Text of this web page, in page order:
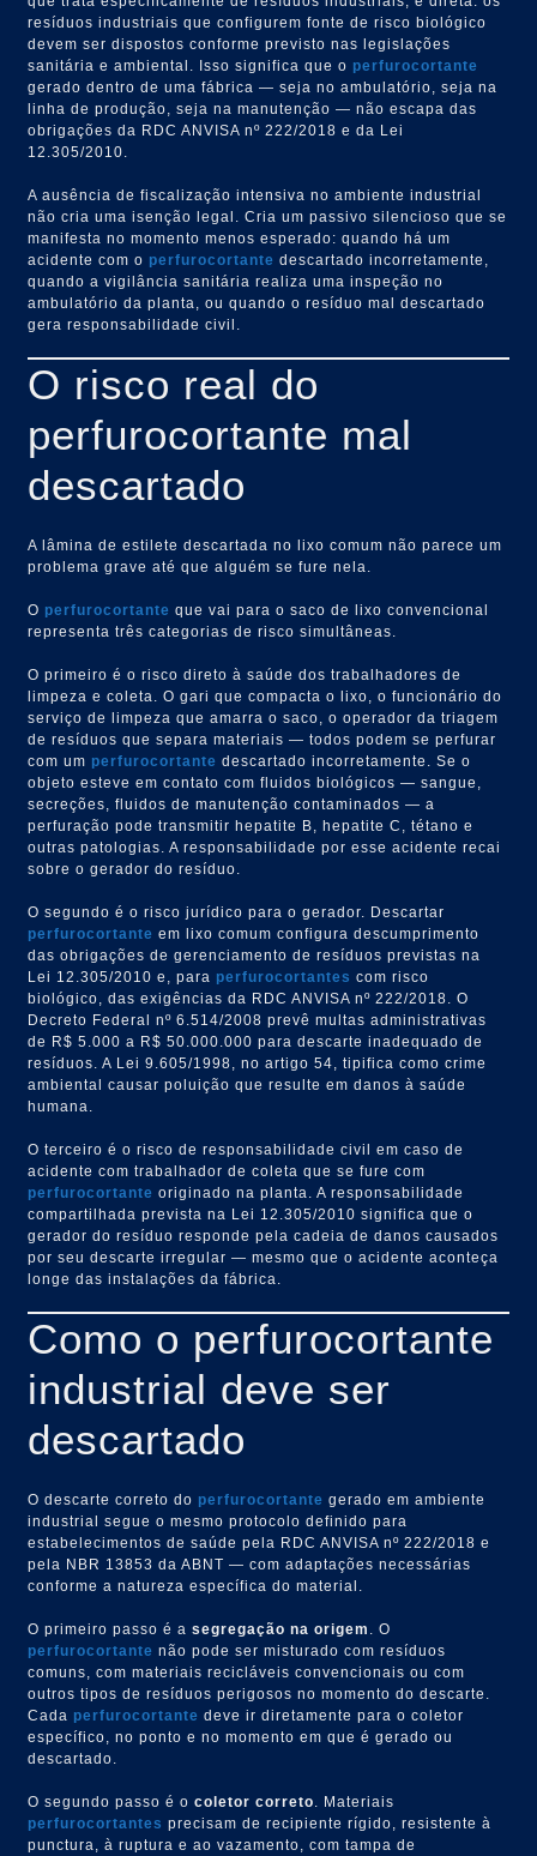
resíduos industriais que configurem fonte de risco biológico
devem ser dispostos conforme previsto nas legislações
sanitária e ambiental. Isso significa que o perfurocortante
gerado dentro de uma fábrica — seja no ambulatório, seja na
linha de produção, seja na manutenção — não escapa das
obrigações da RDC ANVISA nº 222/2018 e da Lei
12.305/2010.
A ausência de fiscalização intensiva no ambiente industrial
não cria uma isenção legal. Cria um passivo silencioso que se
manifesta no momento menos esperado: quando há um
acidente com o perfurocortante descartado incorretamente,
quando a vigilância sanitária realiza uma inspeção no
ambulatório da planta, ou quando o resíduo mal descartado
gera responsabilidade civil.
O risco real do
perfurocortante mal
descartado
A lâmina de estilete descartada no lixo comum não parece um
problema grave até que alguém se fure nela.
O perfurocortante que vai para o saco de lixo convencional
representa três categorias de risco simultâneas.
O primeiro é o risco direto à saúde dos trabalhadores de
limpeza e coleta. O gari que compacta o lixo, o funcionário do
serviço de limpeza que amarra o saco, o operador da triagem
de resíduos que separa materiais — todos podem se perfurar
com um perfurocortante descartado incorretamente. Se o
objeto esteve em contato com fluidos biológicos — sangue,
secreções, fluidos de manutenção contaminados — a
perfuração pode transmitir hepatite B, hepatite C, tétano e
outras patologias. A responsabilidade por esse acidente recai
sobre o gerador do resíduo.
O segundo é o risco jurídico para o gerador. Descartar
perfurocortante em lixo comum configura descumprimento
das obrigações de gerenciamento de resíduos previstas na
Lei 12.305/2010 e, para perfurocortantes com risco
biológico, das exigências da RDC ANVISA nº 222/2018. O
Decreto Federal nº 6.514/2008 prevê multas administrativas
de R$ 5.000 a R$ 50.000.000 para descarte inadequado de
resíduos. A Lei 9.605/1998, no artigo 54, tipifica como crime
ambiental causar poluição que resulte em danos à saúde
humana.
O terceiro é o risco de responsabilidade civil em caso de
acidente com trabalhador de coleta que se fure com
perfurocortante originado na planta. A responsabilidade
compartilhada prevista na Lei 12.305/2010 significa que o
gerador do resíduo responde pela cadeia de danos causados
por seu descarte irregular — mesmo que o acidente aconteça
longe das instalações da fábrica.
Como o perfurocortante
industrial deve ser
descartado
O descarte correto do perfurocortante gerado em ambiente
industrial segue o mesmo protocolo definido para
estabelecimentos de saúde pela RDC ANVISA nº 222/2018 e
pela NBR 13853 da ABNT — com adaptações necessárias
conforme a natureza específica do material.
O primeiro passo é asegregação na origem
. O
perfurocortante não pode ser misturado com resíduos
comuns, com materiais recicláveis convencionais ou com
outros tipos de resíduos perigosos no momento do descarte.
Cada perfurocortante deve ir diretamente para o coletor
específico, no ponto e no momento em que é gerado ou
descartado.
O segundo passo é ocoletor correto
. Materiais
perfurocortantes precisam de recipiente rígido, resistente à
punctura, à ruptura e ao vazamento, com tampa de